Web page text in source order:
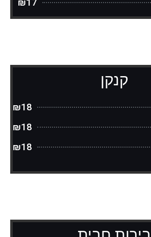
₪17
קנקן
₪18
₪18
₪18